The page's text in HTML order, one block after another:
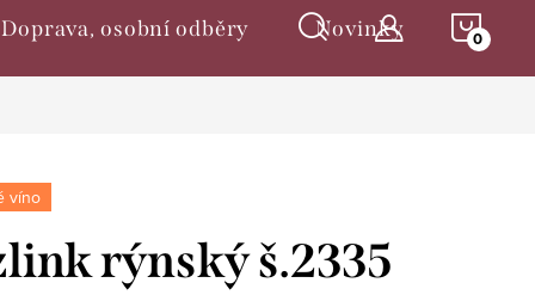
Doprava, osobní odběry Novinky
víno
rýnský š.2335